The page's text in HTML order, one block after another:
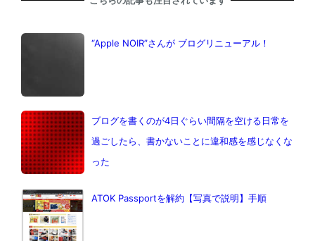
“Apple NOIR”さんが ブログリニューアル！
ブログを書くのが4日ぐらい間隔を空ける日常を
過ごしたら、書かないことに違和感を感じなくな
った
ATOK Passportを解約【写真で説明】手順